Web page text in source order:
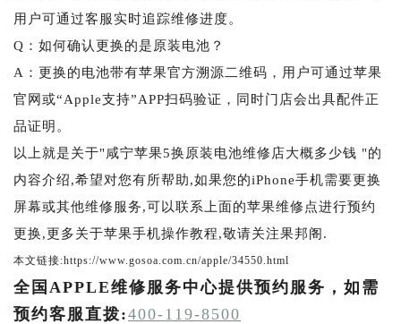
用户可通过客服实时追踪维修进度。
Q：如何确认更换的是原装电池？
A：更换的电池带有苹果官方溯源二维码，用户可通过苹果
官网或“Apple支持”APP扫码验证，同时门店会出具配件正
品证明。
以上就是关于"咸宁苹果5换原装电池维修店大概多少钱 "的
内容介绍,希望对您有所帮助,如果您的iPhone手机需要更换
屏幕或其他维修服务,可以联系上面的苹果维修点进行预约
更换,更多关于苹果手机操作教程,敬请关注果邦阁.
本文链接:https://www.gosoa.com.cn/apple/34550.html
全国APPLE维修服务中心提供预约服务，如需
预约客服直拨:400-119-8500